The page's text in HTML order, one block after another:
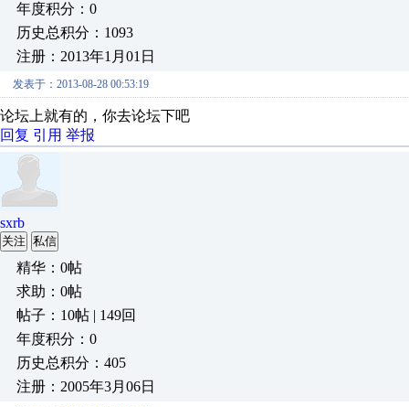
年度积分：0
历史总积分：1093
注册：2013年1月01日
发表于：2013-08-28 00:53:19
论坛上就有的，你去论坛下吧
回复 引用 举报
sxrb
关注 私信
精华：0帖
求助：0帖
帖子：10帖 | 149回
年度积分：0
历史总积分：405
注册：2005年3月06日